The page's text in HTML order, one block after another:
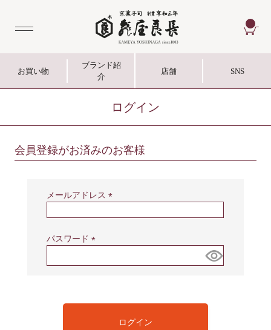
お買い物
ブランド紹
介
店舗 SNS
ログイン
会員登録がお済みのお客様
メールアドレス
)
パスワード
必
ログイン